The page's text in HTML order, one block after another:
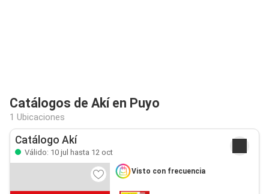
Catálogos de Akí en Puyo
1 Ubicaciones
Catálogo Akí
Válido: 10 jul hasta 12 oct
Visto con frecuencia